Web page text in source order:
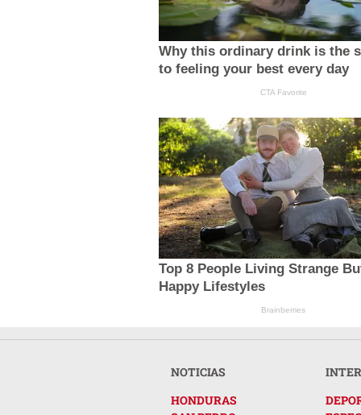
Why this ordinary drink is the
to feeling your best every day
CTA Favorite
Top 8 People Living Strange
Happy Lifestyles
Brainberries
NOTICIAS
HONDURAS